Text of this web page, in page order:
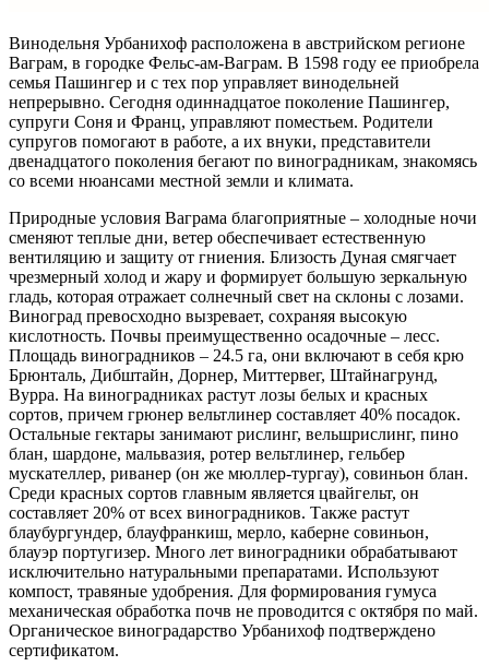
Винодельня Урбанихоф расположена в австрийском регионе
Ваграм, в городке Фельс-ам-Ваграм. В 1598 году ее приобрела
семья Пашингер и с тех пор управляет винодельней
непрерывно. Сегодня одиннадцатое поколение Пашингер,
супруги Соня и Франц, управляют поместьем. Родители
супругов помогают в работе, а их внуки, представители
двенадцатого поколения бегают по виноградникам, знакомясь
со всеми нюансами местной земли и климата.
Природные условия Ваграма благоприятные – холодные ночи
сменяют теплые дни, ветер обеспечивает естественную
вентиляцию и защиту от гниения. Близость Дуная смягчает
чрезмерный холод и жару и формирует большую зеркальную
гладь, которая отражает солнечный свет на склоны с лозами.
Виноград превосходно вызревает, сохраняя высокую
кислотность. Почвы преимущественно осадочные – лесс.
Площадь виноградников – 24.5 га, они включают в себя крю
Брюнталь, Дибштайн, Дорнер, Миттервег, Штайнагрунд,
Вурра. На виноградниках растут лозы белых и красных
сортов, причем грюнер вельтлинер составляет 40% посадок.
Остальные гектары занимают рислинг, вельшрислинг, пино
блан, шардоне, мальвазия, ротер вельтлинер, гельбер
мускателлер, риванер (он же мюллер-тургау), совиньон блан.
Среди красных сортов главным является цвайгельт, он
составляет 20% от всех виноградников. Также растут
блаубургундер, блауфранкиш, мерло, каберне совиньон,
блауэр португизер. Много лет виноградники обрабатывают
исключительно натуральными препаратами. Используют
компост, травяные удобрения. Для формирования гумуса
механическая обработка почв не проводится с октября по май.
Органическое виноградарство Урбанихоф подтверждено
сертификатом.